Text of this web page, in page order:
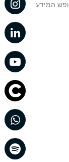
המידע